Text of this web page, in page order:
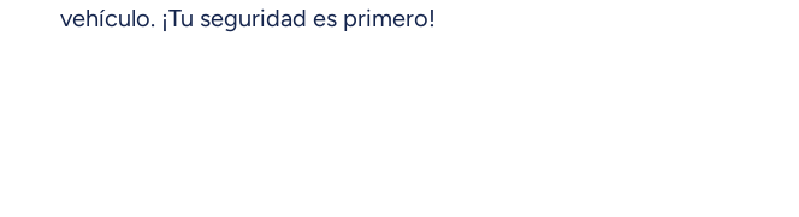
vehículo. ¡Tu seguridad es primero!